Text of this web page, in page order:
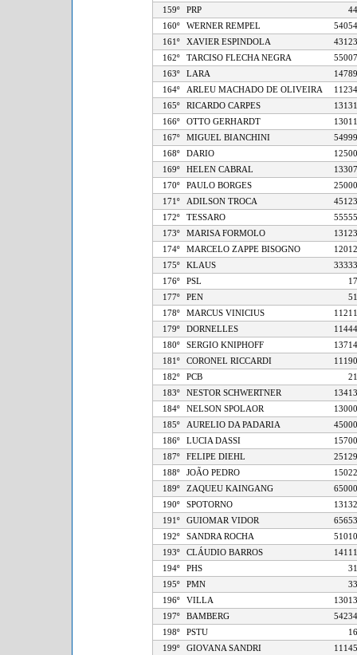
159º
PRP
160º
WERNER REMPEL
161º
XAVIER ESPINDOLA
162º
TARCISO FLECHA NEGRA
163º
LARA
164º
ARLEU MACHADO DE OLIVEIRA
165º
RICARDO CARPES
166º
OTTO GERHARDT
167º
MIGUEL BIANCHINI
168º
DARIO
169º
HELEN CABRAL
170º
PAULO BORGES
171º
ADILSON TROCA
172º
TESSARO
173º
MARISA FORMOLO
174º
MARCELO ZAPPE BISOGNO
175º
KLAUS
176º
PSL
177º
PEN
178º
MARCUS VINICIUS
179º
DORNELLES
180º
SERGIO KNIPHOFF
181º
CORONEL RICCARDI
182º
PCB
183º
NESTOR SCHWERTNER
184º
NELSON SPOLAOR
185º
AURELIO DA PADARIA
186º
LUCIA DASSI
187º
FELIPE DIEHL
188º
JOÃO PEDRO
189º
ZAQUEU KAINGANG
190º
SPOTORNO
191º
GUIOMAR VIDOR
192º
SANDRA ROCHA
193º
CLÁUDIO BARROS
194º
PHS
195º
PMN
196º
VILLA
197º
BAMBERG
198º
PSTU
199º
GIOVANA SANDRI